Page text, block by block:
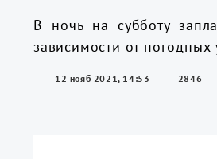
В ночь на субботу
зависимости от погодных
12 нояб 2021, 14:53 2846